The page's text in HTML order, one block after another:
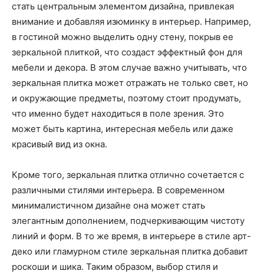
стать центральным элементом дизайна, привлекая
внимание и добавляя изюминку в интерьер. Например,
в гостиной можно выделить одну стену, покрыв ее
зеркальной плиткой, что создаст эффектный фон для
мебели и декора. В этом случае важно учитывать, что
зеркальная плитка может отражать не только свет, но
и окружающие предметы, поэтому стоит продумать,
что именно будет находиться в поле зрения. Это
может быть картина, интересная мебель или даже
красивый вид из окна.
Кроме того, зеркальная плитка отлично сочетается с
различными стилями интерьера. В современном
минималистичном дизайне она может стать
элегантным дополнением, подчеркивающим чистоту
линий и форм. В то же время, в интерьере в стиле арт-
деко или гламурном стиле зеркальная плитка добавит
роскоши и шика. Таким образом, выбор стиля и